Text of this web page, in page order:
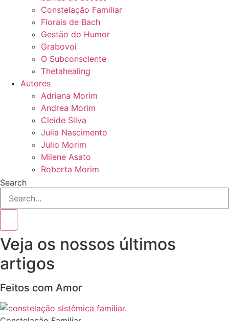
Constelação Familiar
Florais de Bach
Gestão do Humor
Grabovoi
O Subconsciente
Thetahealing
Autores
Adriana Morim
Andrea Morim
Cleide Silva
Julia Nascimento
Julio Morim
Milene Asato
Roberta Morim
Search
Veja os nossos últimos
artigos
Feitos com Amor